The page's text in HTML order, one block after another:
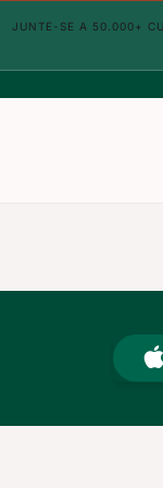
JUNTE-SE A 50.000+